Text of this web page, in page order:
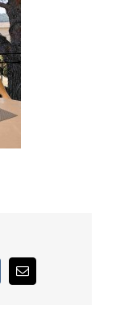
Email